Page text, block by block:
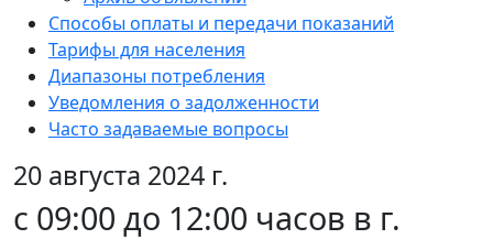
Способы оплаты и передачи показаний
Тарифы для населения
Диапазоны потребления
Уведомления о задолженности
Часто задаваемые вопросы
20 августа 2024 г.
с 09:00 до 12:00 часов в г.